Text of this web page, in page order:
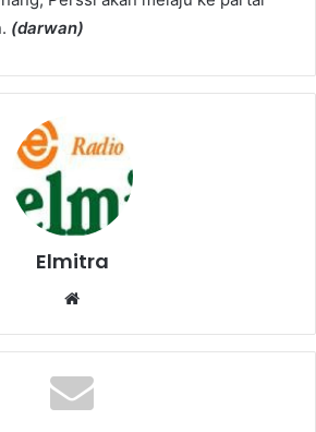
(darwan)
Elmitra
Website